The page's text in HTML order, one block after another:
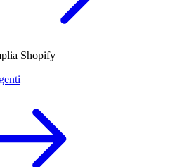
Shopify